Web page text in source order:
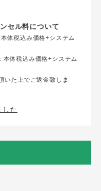
セル料について
体税込み価格+システム
体税込み価格+システム
た上でご返金致しま
した